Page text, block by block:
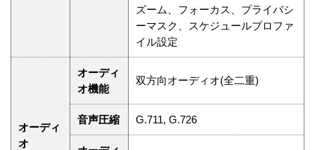
ズーム、フォーカス、プライバシ
ーマスク、スケジュールプロファ
イル設定
オーディ
オ
オーディ
オ機能
双方向オーディオ(全二重)
音声圧縮 G.711, G.726